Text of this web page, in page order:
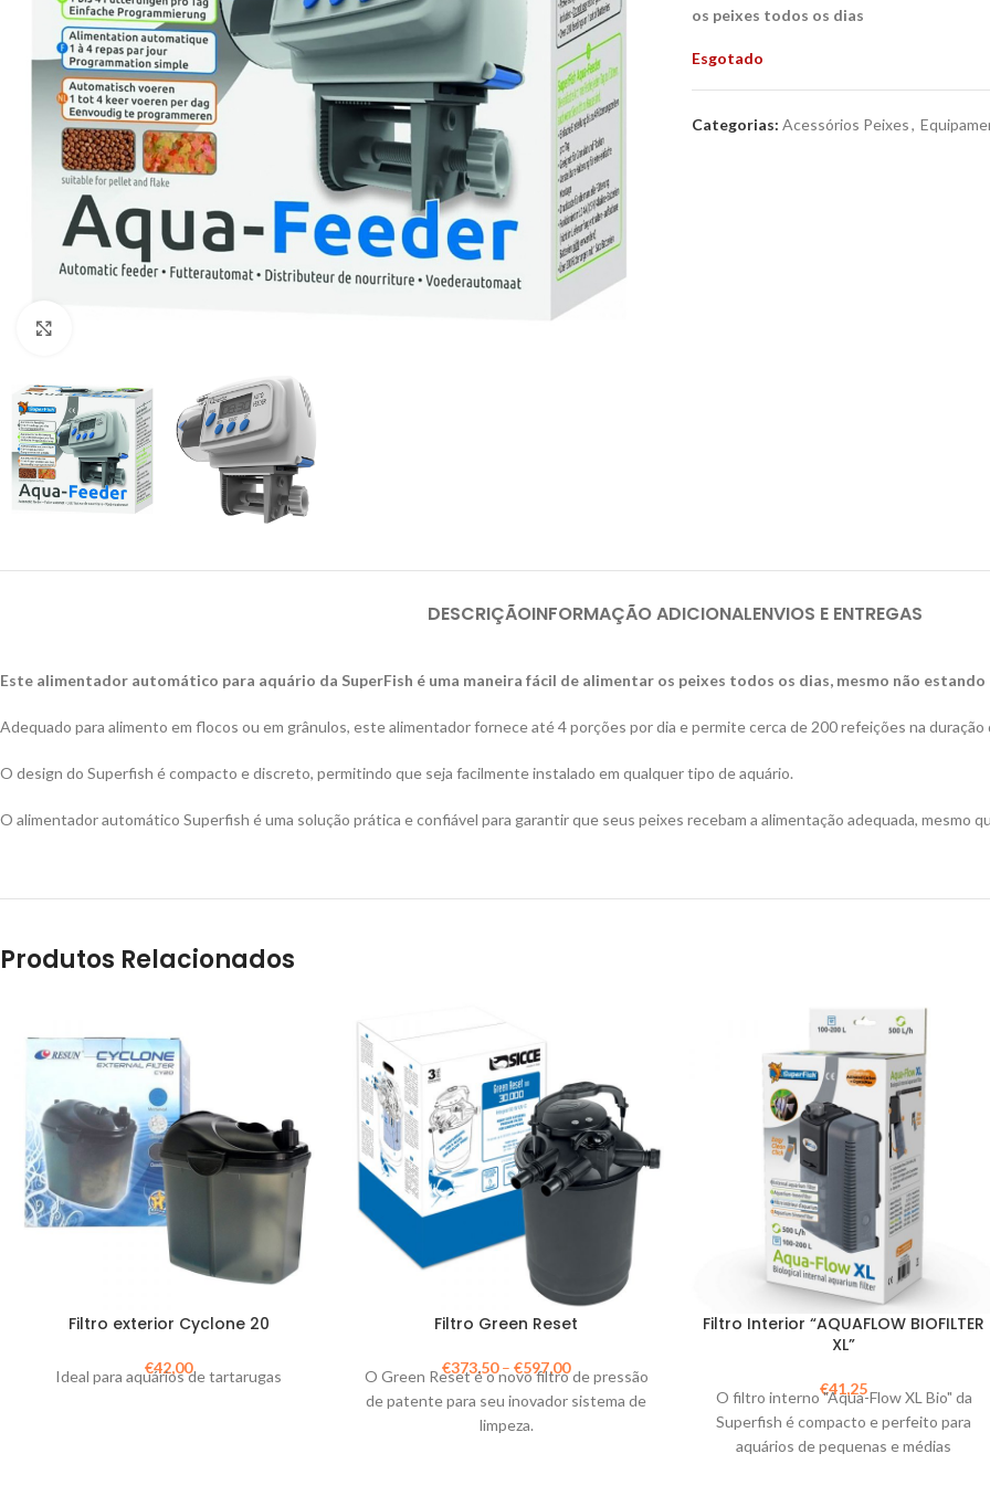
os peixes todos os dias
Esgotado
Categorias: Acessórios Peixes,
DESCRIÇÃOINFORMAÇÃO ADICIONALENVIOS E ENTREGAS
Este alimentador automático para aquário da SuperFish é uma maneira fácil de alimentar os peixes todos os dias, mesmo não estando
Adequado para alimento em flocos ou em grânulos, este alimentador fornece até 4 porções por dia e permite cerca de 200 refeições na
O design do Superfish é compacto e discreto, permitindo que seja facilmente instalado em qualquer tipo de aquário.
O alimentador automático Superfish é uma solução prática e confiável para garantir que seus peixes recebam a alimentação adequada, mesmo
Produtos Relacionados
Filtro exterior Cyclone 20
€42,00
Ideal para aquários de tartarugas
Filtro Green Reset
€373,50–€597,00
O Green Reset é o novo filtro de pressão
de patente para seu inovador sistema de
limpeza.
Filtro Interior “AQUAFLOW BIOFILTER
XL”
€41,25
O filtro interno "Aqua-Flow XL Bio" da
Superfish é compacto e perfeito para
aquários de pequenas e médias